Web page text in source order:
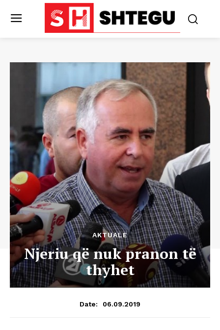
AKTUALE
Njeriu që nuk pranon të
thyhet
Date: 06.09.2019